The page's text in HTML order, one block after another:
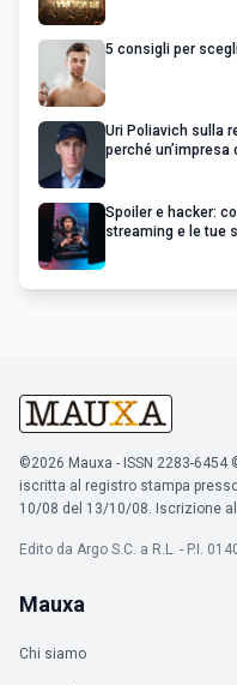
5 consigli per
Uri Poliavich sulla
perché
Spoiler e hacker:
streaming e le tue
©2026 Mauxa - ISSN 2283-
iscritta al registro stampa
10/08 del 13/10/08. Iscrizione al
Edito da Argo S.C. a R.L. - P.I.
Mauxa
Chi siamo